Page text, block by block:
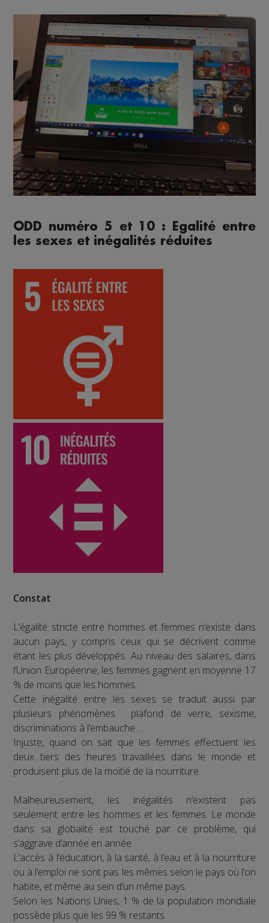
ODD numéro 5 et 10 : Egalité entre
les sexes et inégalités réduites
Constat
L’égalité stricte entre hommes et femmes n’existe dans
aucun pays, y compris ceux qui se décrivent comme
étant les plus développés. Au niveau des salaires, dans
l’Union Européenne, les femmes gagnent en moyenne 17
% de moins que les hommes.
Cette inégalité entre les sexes se traduit aussi par
plusieurs phénomènes : plafond de verre, sexisme,
discriminations à l’embauche…
Injuste, quand on sait que les femmes effectuent les
deux tiers des heures travaillées dans le monde et
produisent plus de la moitié de la nourriture.
Malheureusement, les inégalités n’existent pas
seulement entre les hommes et les femmes. Le monde
dans sa globalité est touché par ce problème, qui
s’aggrave d’année en année.
L’accès à l’éducation, à la santé, à l’eau et à la nourriture
ou à l’emploi ne sont pas les mêmes selon le pays où l’on
habite, et même au sein d’un même pays.
Selon les Nations Unies, 1 % de la population mondiale
possède plus que les 99 % restants.